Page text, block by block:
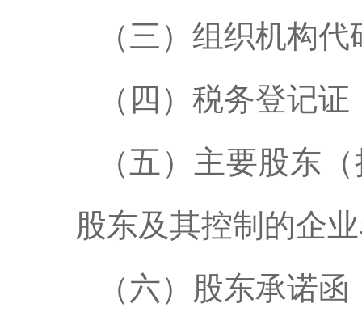
（三）组织机构
（四）税务登记
（五）主要股东
股东及其控制的企
（六）股东承诺